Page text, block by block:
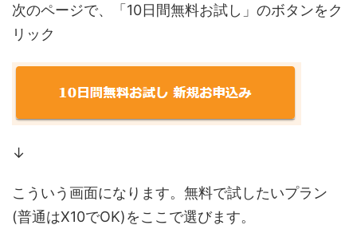
次のページで、「10日間無料お試し」のボタンをク
リック
↓
こういう画面になります。無料で試したいプラン
(普通はX10でOK)をここで選びます。